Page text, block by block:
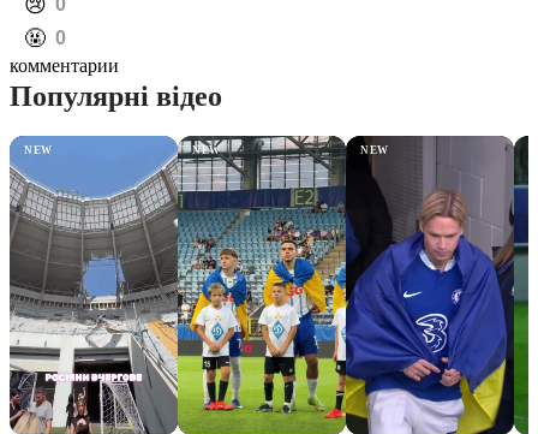
️😢 0
️🤬 0
комментарии